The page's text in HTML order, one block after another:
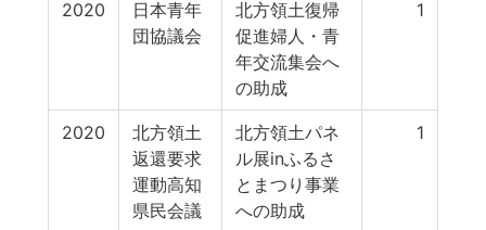
2020
日本青年
団協議会
北方領土復帰
促進婦人・青
年交流集会へ
の助成
1
2020
北方領土
返還要求
運動高知
県民会議
北方領土パネ
ル展inふるさ
とまつり事業
への助成
1